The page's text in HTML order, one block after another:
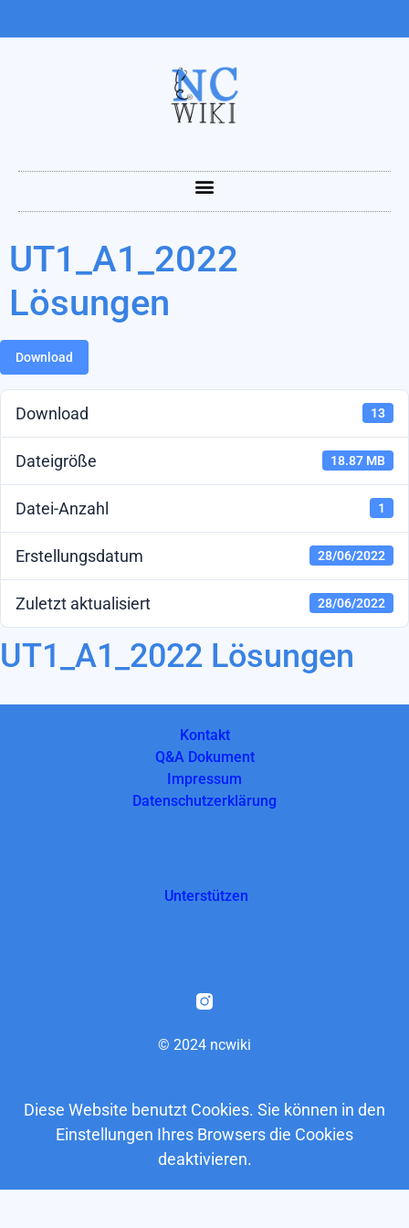
UT1_A1_2022
Lösungen
Download
Download 13
Dateigröße 18.87 MB
Datei-Anzahl 1
Erstellungsdatum 28/06/2022
Zuletzt aktualisiert 28/06/2022
UT1_A1_2022 Lösungen
Kontakt
Q&A Dokument
Impressum
Datenschutzerklärung
Unterstützen
© 2024 ncwiki
Diese Website benutzt Cookies. Sie können in den
Einstellungen Ihres Browsers die Cookies
deaktivieren.